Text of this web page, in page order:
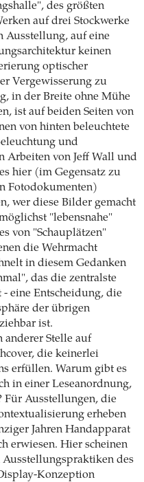
des größten
auf drei Stockwerke
Ausstellung, auf eine
keinen
optischer
Vergewisserung zu
in der Breite ohne Mühe
ist auf beiden Seiten von
von hinten beleuchtete
und
Arbeiten von Jeff Wall und
hier (im Gegensatz zu
Fotodokumenten)
wer diese Bilder gemacht
"lebensnahe"
von "Schauplätzen"
die Wehrmacht
in diesem Gedanken
das die zentralste
eine Entscheidung, die
der übrigen
ist.
Stelle auf
die keinerlei
erfüllen. Warum gibt es
in einer Leseanordnung,
Für Ausstellungen, die
erheben
Jahren Handapparat
erwiesen. Hier scheinen
des
Konzeption